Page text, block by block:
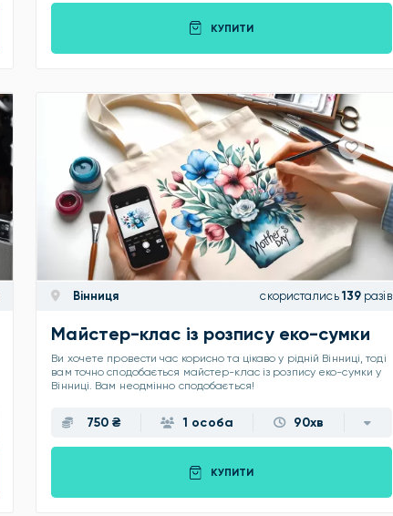
КУПИТИ
Вінниця скористались 139 разів
Майстер-клас із розпису еко-сумки
Ви хочете провести час корисно та цікаво у рідній Вінниці, тоді
вам точно сподобається майстер-клас із розпису еко-сумки у
Вінниці. Вам неодмінно сподобається!
750 ₴ 1 особа 90хв
КУПИТИ